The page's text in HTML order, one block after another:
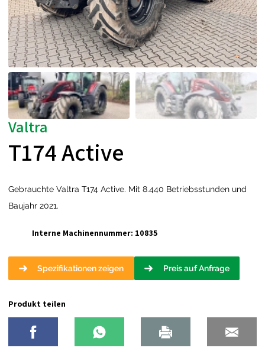
Valtra
T174 Active
Gebrauchte Valtra T174 Active. Mit 8.440 Betriebsstunden und
Baujahr 2021.
Interne Machinennummer: 10835
Spezifikationen zeigen Preis auf Anfrage
Produkt teilen